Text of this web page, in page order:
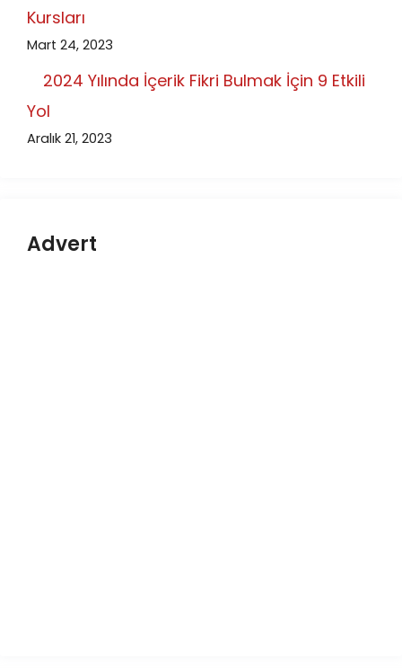
Kursları
Mart 24, 2023
2024 Yılında İçerik Fikri Bulmak İçin 9 Etkili
Yol
Aralık 21, 2023
Advert